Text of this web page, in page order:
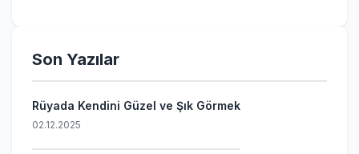
Son Yazılar
Rüyada Kendini Güzel ve Şık Görmek
02.12.2025